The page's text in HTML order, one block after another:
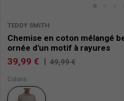
TEDDY SMITH
Chemise en coton mélangé
ornée d'un motif à rayures
39,99 € 49,99 €
Coloris